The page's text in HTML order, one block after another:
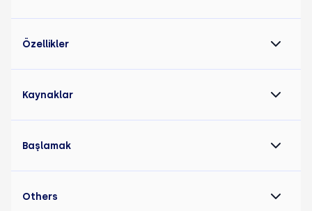
Özellikler
Kaynaklar
Başlamak
Others